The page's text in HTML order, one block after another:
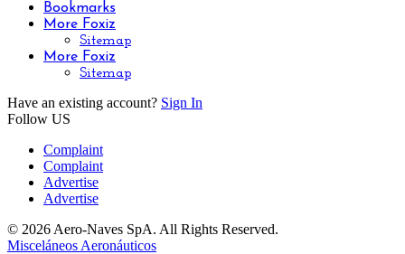
Bookmarks
More Foxiz
Sitemap
More Foxiz
Sitemap
Have an existing account? Sign In
Follow US
Complaint
Complaint
Advertise
Advertise
© 2026 Aero-Naves SpA. All Rights Reserved.
Misceláneos Aeronáuticos